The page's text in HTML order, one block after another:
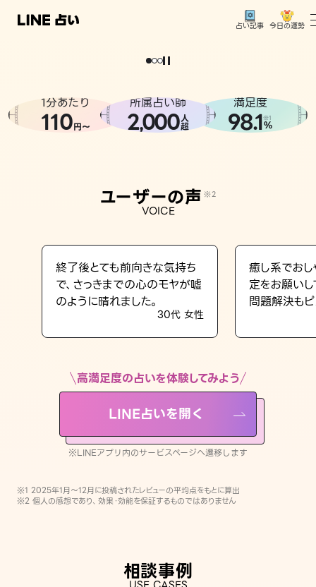
占い記事 今日の運勢
相談事例
LINE占いを開く
※LINEアプリ内のサービスページへ遷移します
どうせなら
。
1分あたり
110円〜
所属占い師
2,000人
超
満足度
98.1※1
%
ユーザーの声 ※2
VOICE
終了後とても前向きな気持ち
で、さっきまでの心のモヤが嘘
のように晴れました。
30代 女性
癒し系でおし
定をお願い
問題解決もピ
高満足度の占いを体験してみよう
LINE占いを開く
※LINEアプリ内のサービスページへ遷移します
※1 2025年1月〜12月に投稿されたレビューの平均点をもとに算出
※2 個人の感想であり、効果・効能を保証するものではありません
相談事例